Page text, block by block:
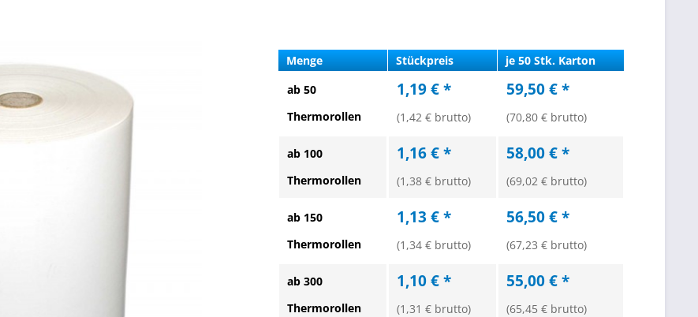
Menge Stückpreis
je 50 Stk. Karton
ab 50
Thermorollen
1,19 € *
(1,42 € brutto)
59,50 € *
(70,80 € brutto)
ab 100
Thermorollen
1,16 € *
(1,38 € brutto)
58,00 € *
(69,02 € brutto)
ab 150
Thermorollen
1,13 € *
(1,34 € brutto)
56,50 € *
(67,23 € brutto)
ab 300
Thermorollen
1,10 € *
(1,31 € brutto)
55,00 € *
(65,45 € brutto)